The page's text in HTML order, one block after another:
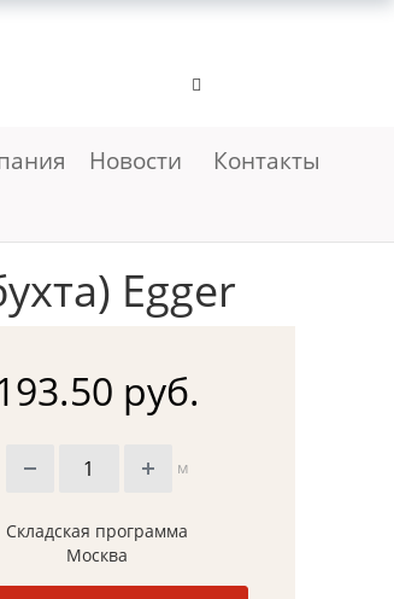
Новости Контакты
Egger
руб.
м
Складская программа
Москва